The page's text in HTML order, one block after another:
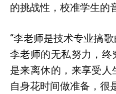
的挑战性，校准学生的
“李老师是技术专业搞
李老师的无私努力，
是来离休的，来享受
自身花时间做准备，很